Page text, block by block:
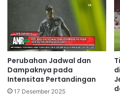
Perubahan Jadwal dan
Dampaknya pada
Intensitas Pertandingan
17 Desember 2025